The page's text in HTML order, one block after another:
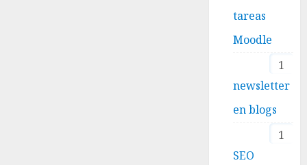
tareas
Moodle
1
newsletter
en blogs
1
SEO